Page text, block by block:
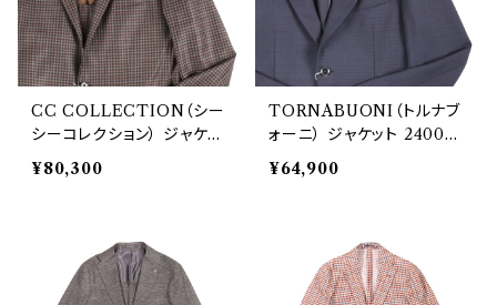
CC COLLECTION（シー
シーコレクション） ジャケッ
ト 8986268-033 21699
¥80,300
TORNABUONI（トルナブ
ォーニ） ジャケット 24006
22747
¥64,900